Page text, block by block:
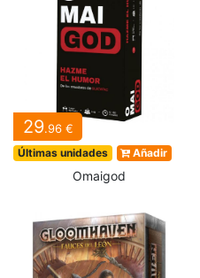
29.96 €
Últimas unidades Añadir
Omaigod